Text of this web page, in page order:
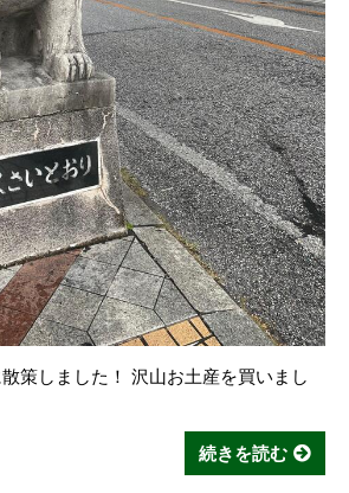
策しました！ 沢山お土産を買いまし
続きを読む